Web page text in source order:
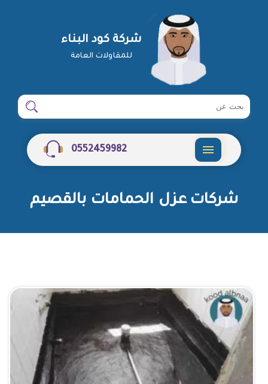
شركة كود البناء
للمقاولات العامة
ابحث
شركة
ابحث
0552459982
شركات عزل الحمامات بالقصيم